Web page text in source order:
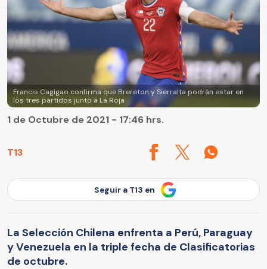
Francis Cagigao confirma que Brereton y Sierralta podrán estar en
los tres partidos junto a La Roja
T13
1 de Octubre de 2021 - 17:46 hrs.
Seguir a T13 en
La Selección Chilena enfrenta a Perú, Paraguay
y Venezuela en la triple fecha de Clasificatorias
de octubre.